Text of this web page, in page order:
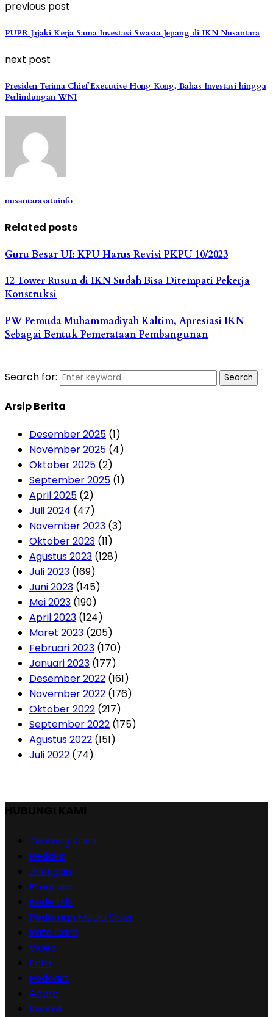
previous post
PUPR Jajaki Kerja Sama Investasi Swasta Jepang di IKN Nusantara
next post
Presiden Terima Chief Executive Hong Kong, Bahas Investasi hingga
Perlindungan WNI
nusantarasatuinfo
Related posts
Guru Besar UI: KPU Harus Revisi PKPU 10/2023
12 Tower Rusun di IKN Sudah Bisa Ditempati Pekerja
Konstruksi
PW Pemuda Muhammadiyah Kaltim, Apresiasi IKN
Sebagai Bentuk Pemerataan Pembangunan
Search for: Search
Arsip Berita
Desember 2025 (1)
November 2025 (4)
Oktober 2025 (2)
September 2025 (1)
April 2025 (2)
Juli 2024 (47)
November 2023 (3)
Oktober 2023 (11)
Agustus 2023 (128)
Juli 2023 (169)
Juni 2023 (145)
Mei 2023 (190)
April 2023 (124)
Maret 2023 (205)
Februari 2023 (170)
Januari 2023 (177)
Desember 2022 (161)
November 2022 (176)
Oktober 2022 (217)
September 2022 (175)
Agustus 2022 (151)
Juli 2022 (74)
Tentang Kami
Redaksi
Jaringan
Program
Kode Etik
Pedoman Media Siber
Rate Card
Video
Foto
Podcast
Acara
Kontak